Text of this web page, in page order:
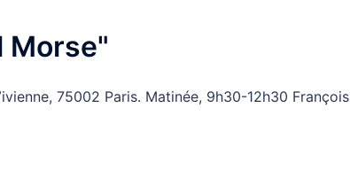
Morse"
75002 Paris. Matinée, 9h30-12h30 François